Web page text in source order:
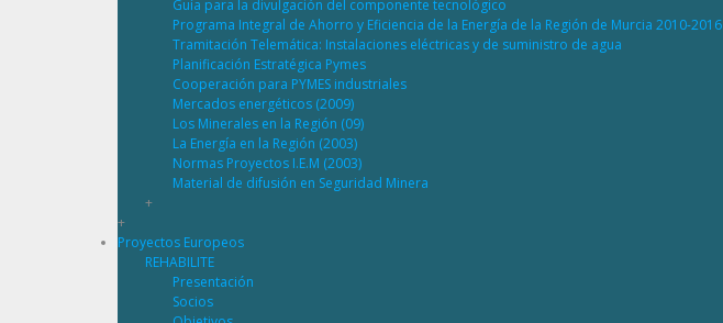
Guía para la divulgación del componente tecnológico
Programa Integral de Ahorro y Eficiencia de la Energía de la Región de Murcia 2010-2016
Tramitación Telemática: Instalaciones eléctricas y de suministro de agua
Planificación Estratégica Pymes
Cooperación para PYMES industriales
Mercados energéticos (2009)
Los Minerales en la Región (09)
La Energía en la Región (2003)
Normas Proyectos I.E.M (2003)
Material de difusión en Seguridad Minera
+
+
Proyectos Europeos
REHABILITE
Presentación
Socios